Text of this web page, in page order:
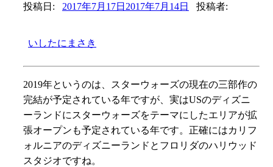
投稿日: 2017年7月17日 2017年7月14日 投稿者:
いしたにまさき
2019年というのは、スターウォーズの現在の三部作の
完結が予定されている年ですが、実はUSのディズニ
ーランドにスターウォーズをテーマにしたエリアが拡
張オープンも予定されている年です。正確にはカリフ
ォルニアのディズニーランドとフロリダのハリウッド
スタジオですね。